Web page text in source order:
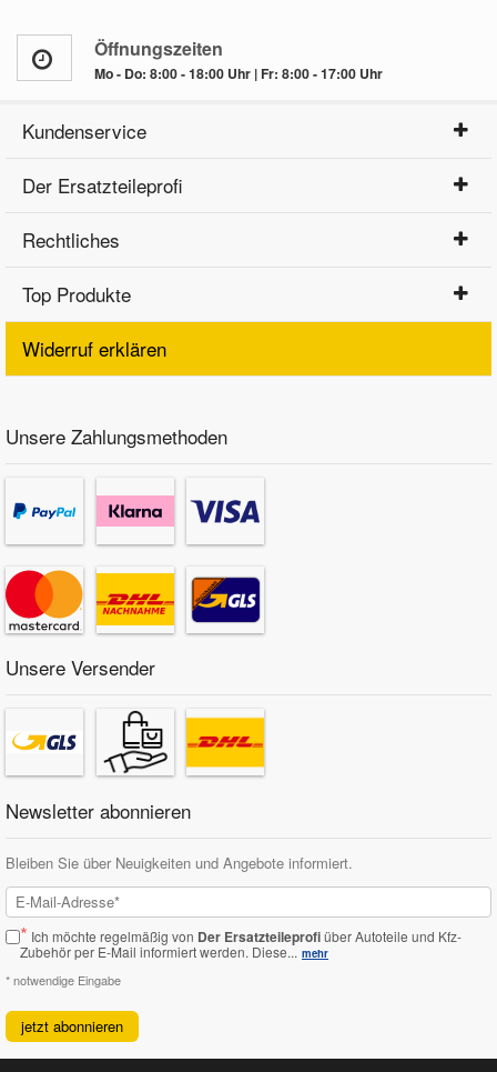
Öffnungszeiten
Mo - Do: 8:00 - 18:00 Uhr | Fr: 8:00 - 17:00 Uhr
Kundenservice
Der Ersatzteileprofi
Rechtliches
Top Produkte
Widerruf erklären
Unsere Zahlungsmethoden
Unsere Versender
Newsletter abonnieren
Bleiben Sie über Neuigkeiten und Angebote informiert.
* Ich möchte regelmäßig von Der Ersatzteileprofiüber Autoteile und Kfz-
Zubehör per E-Mail informiert werden. Diese... mehr
* notwendige Eingabe
jetzt abonnieren